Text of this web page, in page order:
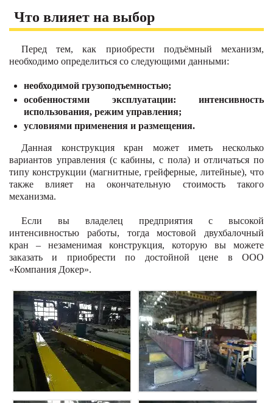
Что влияет на выбор
Перед тем, как приобрести подъёмный механизм,
необходимо определиться со следующими данными:
необходимой грузоподъемностью;
особенностями эксплуатации: интенсивность
использования, режим управления;
условиями применения и размещения.
Данная конструкция кран может иметь несколько
вариантов управления (с кабины, с пола) и отличаться по
типу конструкции (магнитные, грейферные, литейные), что
также влияет на окончательную стоимость такого
механизма.
Если вы владелец предприятия с высокой
интенсивностью работы, тогда мостовой двухбалочный
кран – незаменимая конструкция, которую вы можете
заказать и приобрести по достойной цене в ООО
«Компания Докер».